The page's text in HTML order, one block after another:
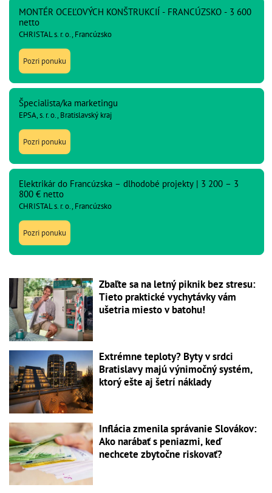
MONTÉR OCEĽOVÝCH KONŠTRUKCIÍ - FRANCÚZSKO - 3 600
netto
CHRISTAL s. r. o., Francúzsko
Pozri ponuku
Špecialista/ka marketingu
EPSA, s. r. o., Bratislavský kraj
Pozri ponuku
Elektrikár do Francúzska – dlhodobé projekty | 3 200 – 3
800 € netto
CHRISTAL s. r. o., Francúzsko
Pozri ponuku
Zbaľte sa na letný piknik bez stresu:
Tieto praktické vychytávky vám
ušetria miesto v batohu!
Extrémne teploty? Byty v srdci
Bratislavy majú výnimočný systém,
ktorý ešte aj šetrí náklady
Inflácia zmenila správanie Slovákov:
Ako narábať s peniazmi, keď
nechcete zbytočne riskovať?